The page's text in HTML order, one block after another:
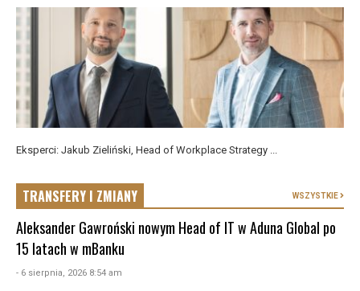
Eksperci: Jakub Zieliński, Head of Workplace Strategy ...
TRANSFERY I ZMIANY WSZYSTKIE
Aleksander Gawroński nowym Head of IT w Aduna Global po
15 latach w mBanku
- 6 sierpnia, 2026 8:54 am